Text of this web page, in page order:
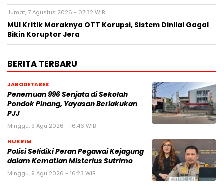
Jumat, 7 Agustus 2026 - 07:32 WIB
MUI Kritik Maraknya OTT Korupsi, Sistem Dinilai Gagal
Bikin Koruptor Jera
BERITA TERBARU
JABODETABEK
Penemuan 996 Senjata di Sekolah
Pondok Pinang, Yayasan Berlakukan
PJJ
Minggu, 9 Agu 2026 - 16:46 WIB
HUKRIM
Polisi Selidiki Peran Pegawai Kejagung
dalam Kematian Misterius Sutrimo
Minggu, 9 Agu 2026 - 16:23 WIB